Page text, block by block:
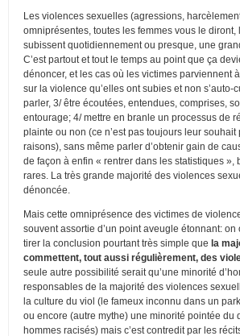
Les violences sexuelles (agressions,
omniprésentes, toutes les femmes vous le diront,
subissent quotidiennement ou presque, une
C’est partout et tout le temps au point que ça
dénoncer, et les cas où les victimes parviennent
sur la violence qu’elles ont subies et non s’auto-
parler, 3/ être écoutées, entendues, comprises,
entourage; 4/ mettre en branle un processus de
plainte ou non (ce n’est pas toujours leur souhait
raisons), sans même parler d’obtenir gain de
de façon à enfin « rentrer dans les statistiques »,
rares. La très grande majorité des violences
dénoncée.
Mais cette omniprésence des victimes de
souvent assortie d’un point aveugle étonnant: on
tirer la conclusion pourtant très simple que la
commettent, tout aussi régulièrement, des
seule autre possibilité serait qu’une minorité
responsables de la majorité des violences
la culture du viol (le fameux inconnu dans un
ou encore (autre mythe) une minorité pointée du
hommes racisés) mais c’est contredit par les